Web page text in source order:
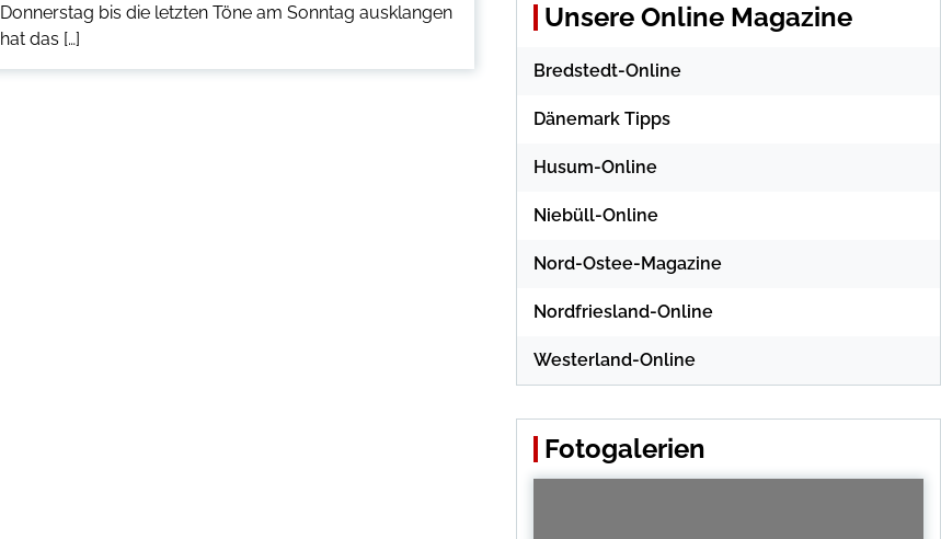
Donnerstag bis die letzten Töne am Sonntag ausklangen
hat das […]
Unsere Online Magazine
Bredstedt-Online
Dänemark Tipps
Husum-Online
Niebüll-Online
Nord-Ostee-Magazine
Nordfriesland-Online
Westerland-Online
Fotogalerien